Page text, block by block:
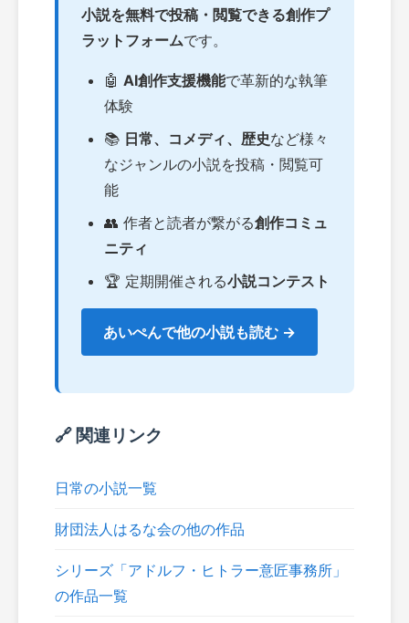
小説を無料で投稿・閲覧できる創作プ
ラットフォームです。
🤖 AI創作支援機能で革新的な執筆
体験
📚 日常、コメディ、歴史など様々
なジャンルの小説を投稿・閲覧可
能
👥 作者と読者が繋がる創作コミュ
ニティ
🏆 定期開催される小説コンテスト
あいぺんで他の小説も読む →
🔗 関連リンク
日常の小説一覧
財団法人はるな会の他の作品
シリーズ「アドルフ・ヒトラー意匠事務所」
の作品一覧